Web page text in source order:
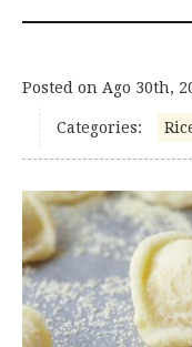
Posted on Ago 30th,
Categories: